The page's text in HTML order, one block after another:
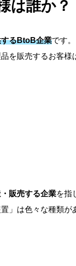
は誰か？
するBtoB企業です。
を販売するお客様
販売する企業を指
」は色々な種類が